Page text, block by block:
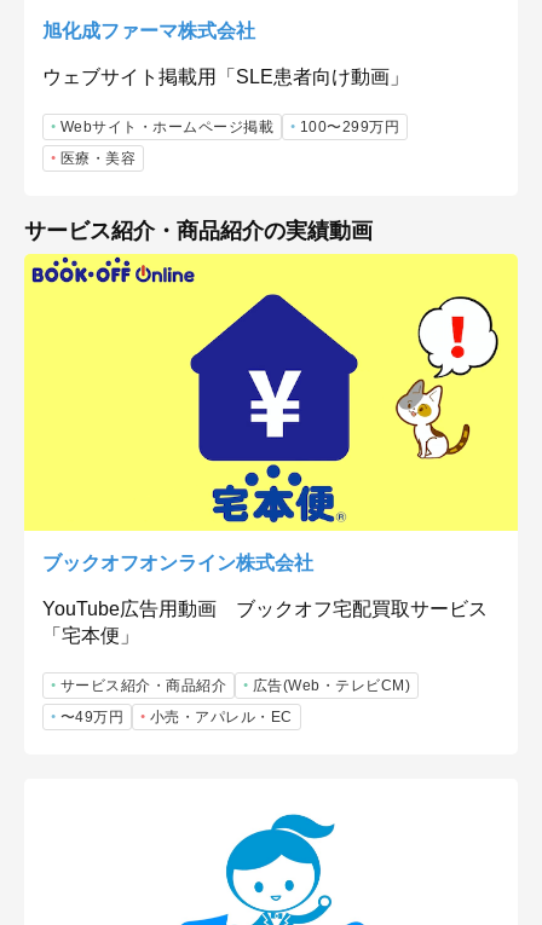
旭化成ファーマ株式会社
ウェブサイト掲載用「SLE患者向け動画」
Webサイト・ホームページ掲載
100〜299万円
医療・美容
サービス紹介・商品紹介の実績動画
ブックオフオンライン株式会社
YouTube広告用動画 ブックオフ宅配買取サービス
「宅本便」
サービス紹介・商品紹介
広告(Web・テレビCM)
〜49万円
小売・アパレル・EC